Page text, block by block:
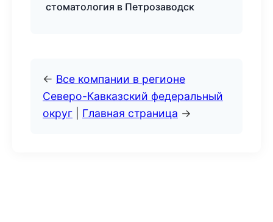
стоматология в Петрозаводск
← Все компании в регионе
Северо-Кавказский федеральный
округ
Главная страница →